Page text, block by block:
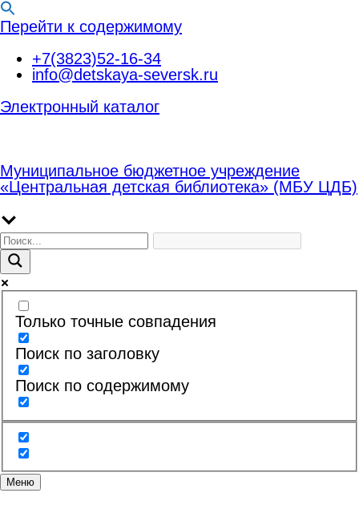
Перейти к содержимому
+7(3823)52-16-34
info@detskaya-seversk.ru
Электронный каталог
Муниципальное бюджетное учреждение
«Центральная детская библиотека» (МБУ ЦДБ)
Только точные совпадения
Поиск по заголовку
Поиск по содержимому
Меню